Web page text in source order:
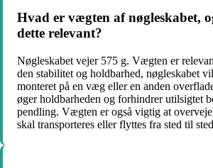
Hvad er vægten af nøgleskabet,
dette relevant?
Nøgleskabet vejer 575 g. Vægten er
den stabilitet og holdbarhed, nøgleskabet
monteret på en væg eller en anden
øger holdbarheden og forhindrer utilsigtet
pendling. Vægten er også vigtig at
skal transporteres eller flyttes fra sted til